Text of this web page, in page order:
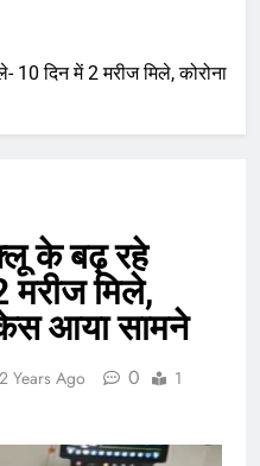
10 दिन में 2 मरीज मिले, कोरोना
के बढ़ रहे
मरीज मिले,
केस आया सामने
2 Years Ago 0
1